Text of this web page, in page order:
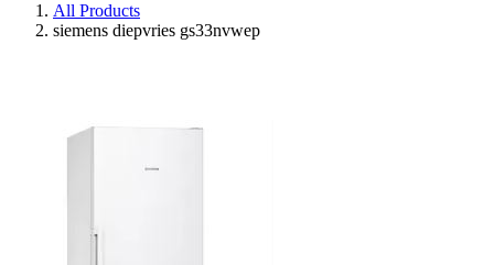
All Products
siemens diepvries gs33nvwep